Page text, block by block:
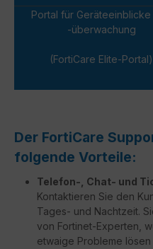
Portal für Geräteeinblicke
-überwachung
(FortiCare Elite-Portal)
Der FortiCare
folgende Vorteile:
Telefon-, Chat- und
Kontaktieren Sie den
Tages- und Nachtzeit.
von Fortinet-Experten,
etwaige Probleme